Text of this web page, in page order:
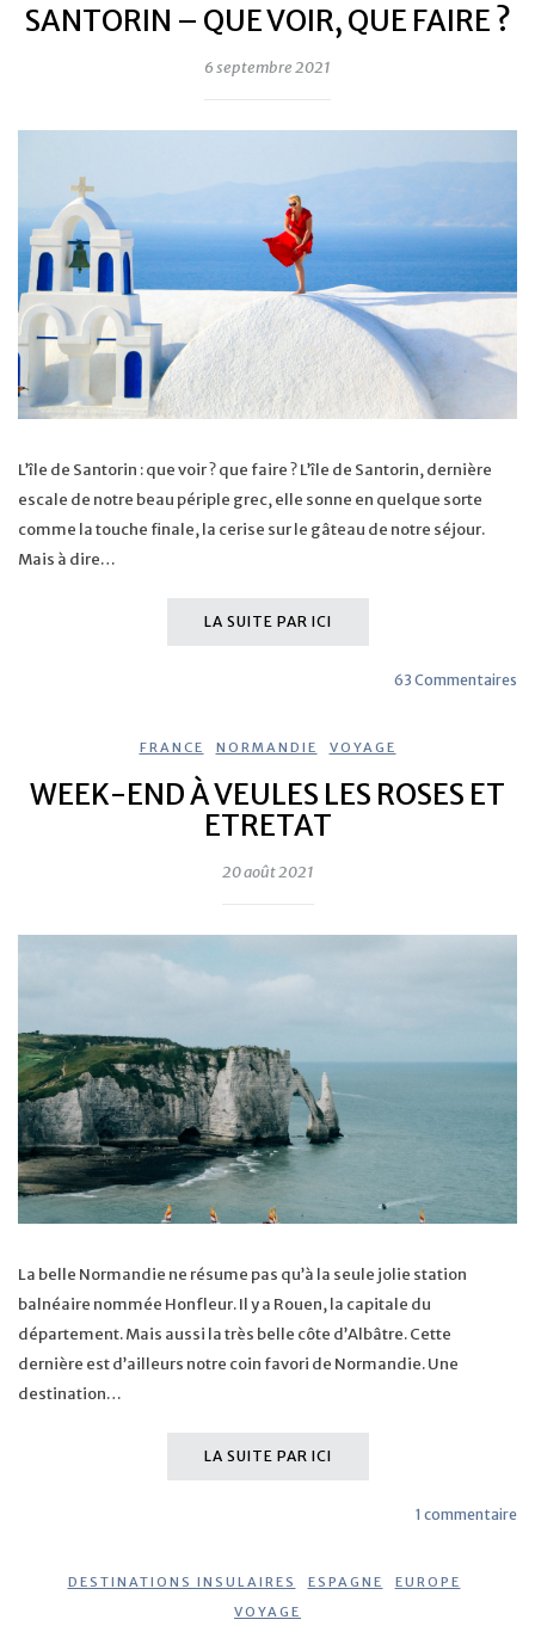
SANTORIN – QUE VOIR, QUE FAIRE ?
6 septembre 2021
L’île de Santorin : que voir ? que faire ? L’île de Santorin, dernière
escale de notre beau périple grec, elle sonne en quelque sorte
comme la touche finale, la cerise sur le gâteau de notre séjour.
Mais à dire…
LA SUITE PAR ICI
63 Commentaires
FRANCE NORMANDIE VOYAGE
WEEK-END À VEULES LES ROSES ET
ETRETAT
20 août 2021
La belle Normandie ne résume pas qu’à la seule jolie station
balnéaire nommée Honfleur. Il y a Rouen, la capitale du
département. Mais aussi la très belle côte d’Albâtre. Cette
dernière est d’ailleurs notre coin favori de Normandie. Une
destination…
LA SUITE PAR ICI
1 commentaire
DESTINATIONS INSULAIRES ESPAGNE EUROPE
VOYAGE